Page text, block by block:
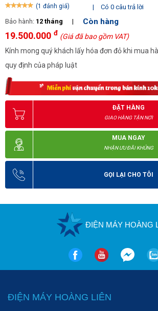
Chi tiết máy sấy khí Orion
(1 đánh giá) |
Có 0 câu trả lời
Bảo hành: 12 tháng | Còn hàng
19.500.000 đ (Giá đã bao gồm VAT)
Kính mong quý khách lấy hóa đơn đỏ khi mua
quy định của pháp luật
ĐẶT HÀNG
GIAO HÀNG TẬN NƠI
MUA NGAY
NHẬN ƯU ĐÃI KHỦNG
GỌI LẠI CHO TÔI
ĐIỆN MÁY HOÀNG
ĐIỆN MÁY HOÀNG LIÊN